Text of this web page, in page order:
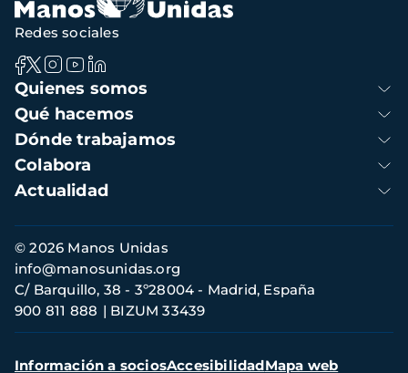
Navegación
principal
Quienes somos
Qué hacemos
Dónde trabajamos
Colabora
Actualidad
Redes sociales
Información
de
contacto
© 2026 Manos Unidas
C/ Barquillo, 38 - 3º28004 - Madrid, España
900 811 888
BIZUM 33439
info@manosunidas.org
Menú
Información a sociosAccesibilidadMapa web